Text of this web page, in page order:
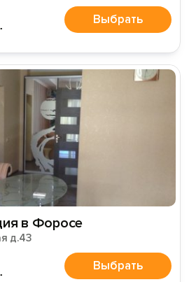
Выбрать
в Форосе
д.43
Выбрать